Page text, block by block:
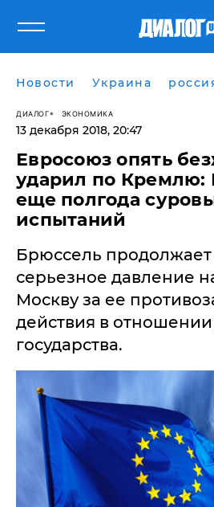
Новости Украина
ДИАЛОГ ЭКОНОМИКА
13 декабря 2018, 20:47
Евросоюз опять
ударил по Кремлю:
еще полгода
испытаний
Брюссель продолжает
серьезное давление
Москву за ее
действия в
государства.